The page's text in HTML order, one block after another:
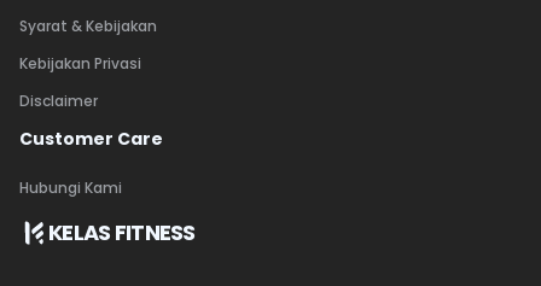
Syarat & Kebijakan
Kebijakan Privasi
Disclaimer
Customer Care
Hubungi Kami
KELAS FITNESS